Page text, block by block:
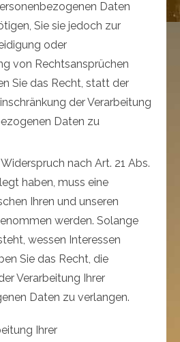
Daten
Sie sie jedoch zur
oder
von Rechtsansprüchen
Sie das Recht, statt der
der Verarbeitung
Daten zu
nach Art. 21 Abs.
haben, muss eine
Ihren und unseren
werden. Solange
wessen Interessen
Sie das Recht, die
Verarbeitung Ihrer
Daten zu verlangen.
Ihrer